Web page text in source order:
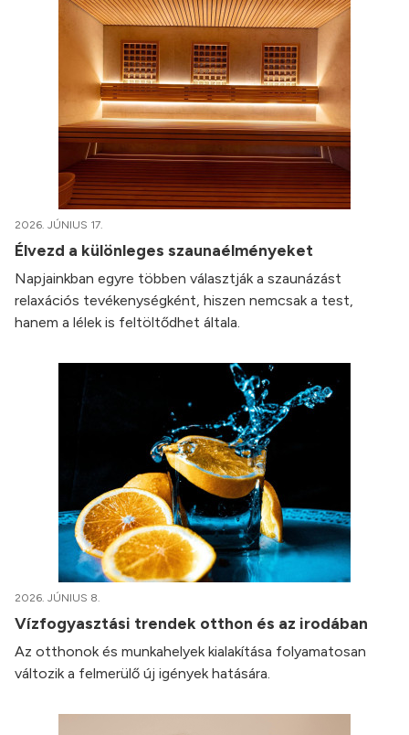
2026. JÚNIUS 17.
Élvezd a különleges szaunaélményeket
Napjainkban egyre többen választják a szaunázást
relaxációs tevékenységként, hiszen nemcsak a test,
hanem a lélek is feltöltődhet általa.
2026. JÚNIUS 8.
Vízfogyasztási trendek otthon és az irodában
Az otthonok és munkahelyek kialakítása folyamatosan
változik a felmerülő új igények hatására.